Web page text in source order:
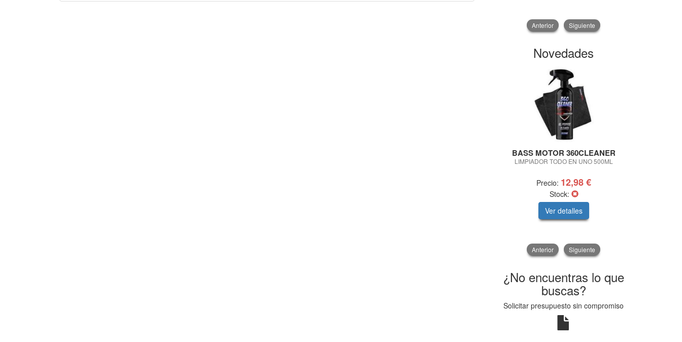
Anterior Siguiente
Novedades
BASS MOTOR 360CLEANER
LIMPIADOR TODO EN UNO 500ML
Precio: 12,98 €
Stock:
Ver detalles
Anterior Siguiente
¿No encuentras lo que
buscas?
Solicitar presupuesto sin compromiso